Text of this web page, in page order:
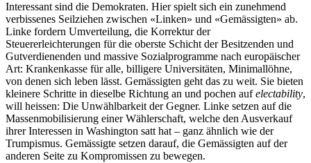
Interessant sind die Demokraten. Hier spielt sich ein zunehmend
verbissenes Seilziehen zwischen «Linken» und «Gemässigten» ab.
Linke fordern Umverteilung, die Korrektur der
Steuererleichterungen für die oberste Schicht der Besitzenden und
Gutverdienenden und massive Sozialprogramme nach europäischer
Art: Krankenkasse für alle, billigere Universitäten, Minimallöhne,
von denen sich leben lässt. Gemässigten geht das zu weit. Sie bieten
kleinere Schritte in dieselbe Richtung an und pochen aufelectability,
will heissen: Die Unwählbarkeit der Gegner. Linke setzen auf die
Massenmobilisierung einer Wählerschaft, welche den Ausverkauf
ihrer Interessen in Washington satt hat – ganz ähnlich wie der
Trumpismus. Gemässigte setzen darauf, die Gemässigten auf der
anderen Seite zu Kompromissen zu bewegen.